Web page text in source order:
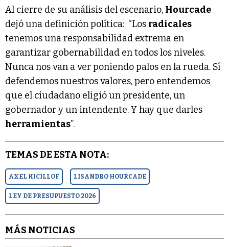
Al cierre de su análisis del escenario, Hourcade
dejó una definición política: “Los radicales
tenemos una responsabilidad extrema en
garantizar gobernabilidad en todos los niveles.
Nunca nos van a ver poniendo palos en la rueda. Sí
defendemos nuestros valores, pero entendemos
que el ciudadano eligió un presidente, un
gobernador y un intendente. Y hay que darles
herramientas”.
TEMAS DE ESTA NOTA:
AXEL KICILLOF LISANDRO HOURCADE
LEY DE PRESUPUESTO 2026
MÁS NOTICIAS